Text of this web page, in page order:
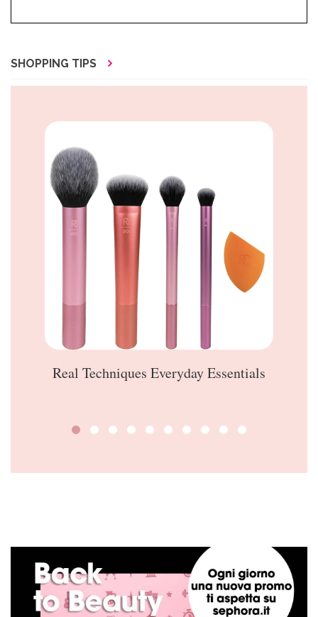
SHOPPING TIPS
Real Techniques Everyday Essentials